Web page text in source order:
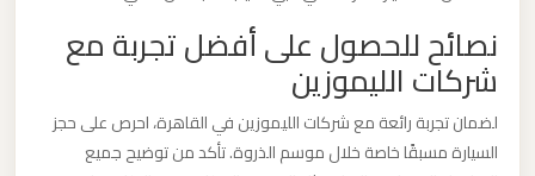
نصائح للحصول على أفضل تجربة مع
شركات الليموزين
لضمان تجربة رائعة مع شركات الليموزين في القاهرة، احرص على حجز
السيارة مسبقًا خاصة خلال موسم الذروة. تأكد من توضيح جميع
العرب
اسكندرية
ليموزين